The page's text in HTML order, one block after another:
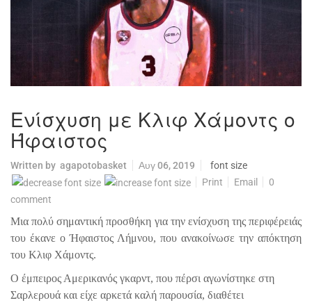
Ενίσχυση με Κλιφ Χάμοντς ο
Ήφαιστος
Written by agapotobasket Αυγ 06, 2019
font size
Print
Email
0
comment
Μια πολύ σημαντική προσθήκη για την ενίσχυση της περιφέρειάς
του έκανε ο Ήφαιστος Λήμνου, που ανακοίνωσε την απόκτηση
του Κλιφ Χάμοντς.
Ο έμπειρος Αμερικανός γκαρντ, που πέρσι αγωνίστηκε στη
Σαρλερουά και είχε αρκετά καλή παρουσία, διαθέτει